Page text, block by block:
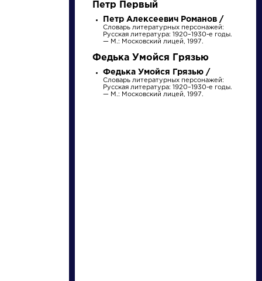
Найти
Петр Первый
Петр Алексеевич Романов /
Словарь литературных персонажей:
Русская литература: 1920–1930-е годы.
— М.: Московский лицей, 1997.
Федька Умойся Грязью
Федька Умойся Грязью /
Словарь литературных персонажей:
Русская литература: 1920–1930-е годы.
— М.: Московский лицей, 1997.